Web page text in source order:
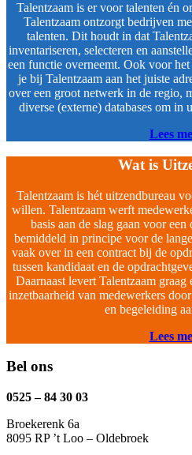
Talentzaam is er voor talenten én
Talentzaam ontzorgt bedrijven
talenten. Dit houdt in dat
inventariseren, selecteren en
een functie overneemt. Ook voor
je bij Talentzaam aan het juiste
over een groot netwerk in de regio,
diverse (externe) databases om in
Lees
Wat is
Talentzaam is hét uitzendbureau
willen. Talentzaam werft
basis aan de slag gaan voor
bemiddeld in principe voor de
vaak over in een contract bij de
tussen kandidaat en de
Daarnaast levert Talentzaam
inzetbaarheid van medewerkers
en begeleiding
Lees
Bel ons
0525 – 84 30 03
Broekerenk 6a
8095 RP ’t Loo – Oldebroek